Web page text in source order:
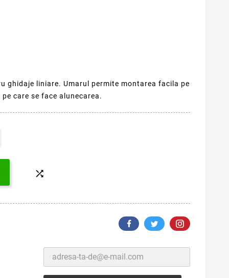
ghidaje liniare. Umarul permite montarea facila pe
care se face alunecarea.
